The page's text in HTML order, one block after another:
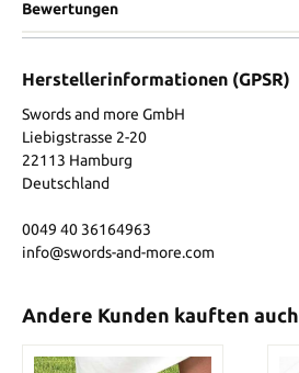
Bewertungen
Herstellerinformationen (GPSR)
Swords and more GmbH
Liebigstrasse 2-20
22113 Hamburg
Deutschland
0049 40 36164963
info@swords-and-more.com
Andere Kunden kauften auch